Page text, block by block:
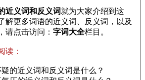
近义词和反义词就为大家介绍到这
解更多词语的近义词、反义词，以及
请点击访问： 字词大全栏目。
读：
近义词和反义词是什么？